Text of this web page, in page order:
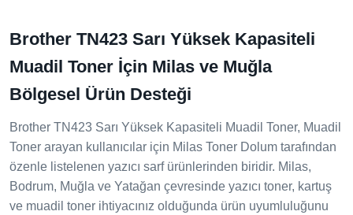
Brother TN423 Sarı Yüksek Kapasiteli
Muadil Toner İçin Milas ve Muğla
Bölgesel Ürün Desteği
Brother TN423 Sarı Yüksek Kapasiteli Muadil Toner, Muadil
Toner arayan kullanıcılar için Milas Toner Dolum tarafından
özenle listelenen yazıcı sarf ürünlerinden biridir. Milas,
Bodrum, Muğla ve Yatağan çevresinde yazıcı toner, kartuş
ve muadil toner ihtiyacınız olduğunda ürün uyumluluğunu